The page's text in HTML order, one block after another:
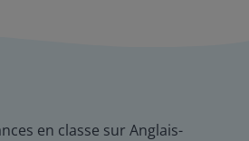
en classe sur Anglais-